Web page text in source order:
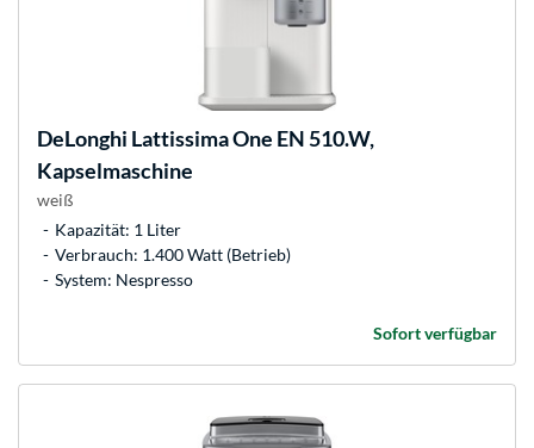
DeLonghi Lattissima One EN 510.W,
Kapselmaschine
weiß
Kapazität: 1 Liter
Verbrauch: 1.400 Watt (Betrieb)
System: Nespresso
Sofort verfügbar